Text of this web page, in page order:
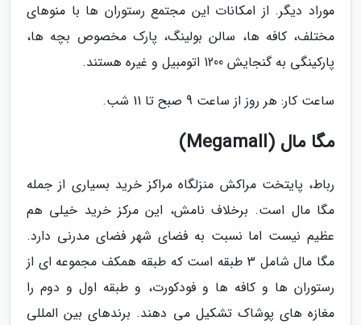
موراد دیگر. از امکانات این مجتمع رستوران ها با منوهای
مختلف، کافه ها، سالن بولینگ، پارک مخصوص بچه ها،
پارکینگی به گنجایش 1200 اتومبیل و غیره هستند.
ساعت کار: هر روز از ساعت 9 صبح تا 11 شب.
مگا مال (Megamall)
رباط، پایتخت مراکش منزلگاه مراکز خرید بسیاری از جمله
مگا مال است. برخلاف نامش، این مرکز خرید خیلی هم
عظیم نیست اما نسبت به فضای شهر فضای مدرنی دارد.
مگا مال شامل 3 طبقه است که طبقه همکف مجموعه ای از
رستوران ها و کافه ها و فودکورت، و طبقه اول و دوم را
مغازه های پوشاک تشکیل می دهند. برندهای بین المللی